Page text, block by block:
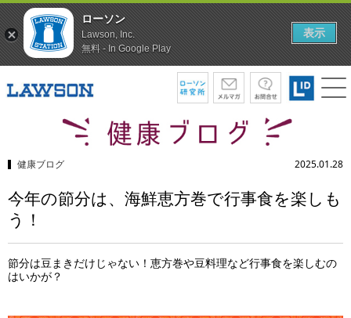
健康ブログ 2025.01.28
今年の節分は、海鮮恵方巻で行事食を楽しも
う！
節分は豆まきだけじゃない！恵方巻や豆料理など行事食を楽しむの
はいかが？
ローソン
Lawson, Inc.
無料 - In Google Play
表示